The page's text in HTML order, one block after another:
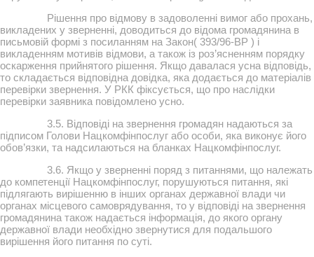
Рішення про відмову в задоволенні вимог або прохань,
викладених у зверненні, доводиться до відома громадянина в
письмовій формі з посиланням на Закон( 393/96-ВР ) і
викладенням мотивів відмови, а також із роз’ясненням порядку
оскарження прийнятого рішення. Якщо давалася усна відповідь,
то складається відповідна довідка, яка додається до матеріалів
перевірки звернення. У РКК фіксується, що про наслідки
перевірки заявника повідомлено усно.
3.5. Відповіді на звернення громадян надаються за
підписом Голови Нацкомфінпослуг або особи, яка виконує його
обов’язки, та надсилаються на бланках Нацкомфінпослуг.
3.6. Якщо у зверненні поряд з питаннями, що належать
до компетенції Нацкомфінпослуг, порушуються питання, які
підлягають вирішенню в інших органах державної влади чи
органах місцевого самоврядування, то у відповіді на звернення
громадянина також надається інформація, до якого органу
державної влади необхідно звернутися для подальшого
вирішення його питання по суті.